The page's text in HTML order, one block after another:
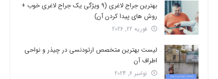
بهترین جراح لاغری (9 ویژگی یک جراح لاغری خوب +
روش های پیدا کردن آن)
فوریه 22, 2026
لیست بهترین متخصص ارتودنسی در چیذر و نواحی
اطراف آن
نوامبر 6, 2024